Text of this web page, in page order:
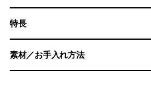
特長
素材／お手入れ方法